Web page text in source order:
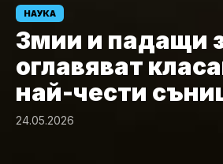
НАУКА
Змии и падащи
оглавяват
най-чести
24.05.2026